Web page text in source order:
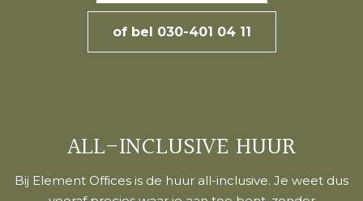
of bel 030-401 04 11
ALL-INCLUSIVE HUUR
Bij Element Offices is de huur all-inclusive. Je weet dus